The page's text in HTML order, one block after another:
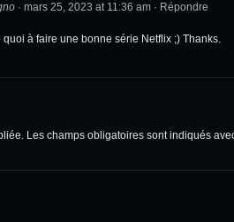
· mars 25, 2023 at 11:36 am · Répondre
quoi à faire une bonne série Netflix ;) Thanks.
Les champs obligatoires sont indiqués